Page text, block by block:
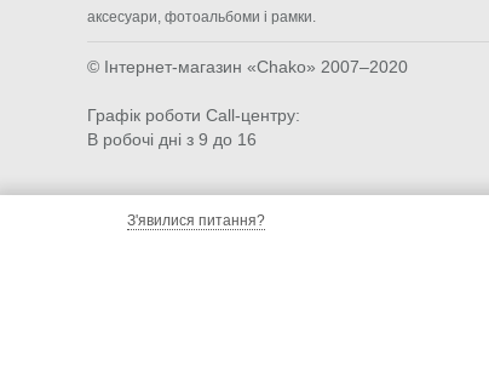
З'явилися питання?
аксесуари, фотоальбоми і рамки.
© Інтернет-магазин «Chako» 2007–2020
Графік роботи Call-центру:
В робочі дні з 9 до 16